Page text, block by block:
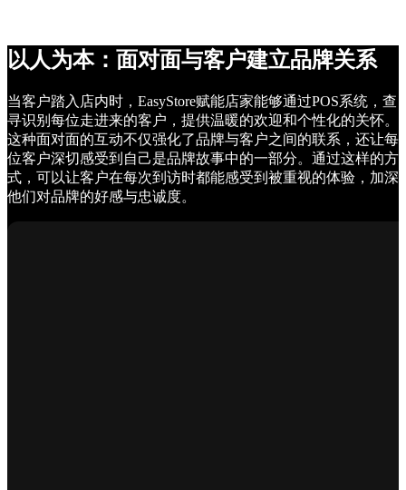
以人为本：面对面与客户建立品牌关系
当客户踏入店内时，EasyStore赋能店家能够通过POS系统，查
寻识别每位走进来的客户，提供温暖的欢迎和个性化的关怀。
这种面对面的互动不仅强化了品牌与客户之间的联系，还让每
位客户深切感受到自己是品牌故事中的一部分。通过这样的方
式，可以让客户在每次到访时都能感受到被重视的体验，加深
他们对品牌的好感与忠诚度。